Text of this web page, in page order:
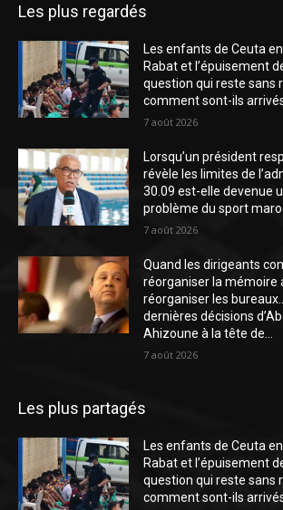
Les plus regardés
Les enfants de Ceuta
Rabat et l’épuisement
question qui reste sans
comment sont-ils arrivés
7 août 2026
Lorsqu’un président
révèle les limites de
30.09 est-elle devenue
problème du sport
7 août 2026
Quand les dirigeants
réorganiser la mémoire
réorganiser les
dernières décisions
Ahizoune à la tête de...
7 août 2026
Les plus partagés
Les enfants de Ceuta
Rabat et l’épuisement
question qui reste sans
comment sont-ils arrivés